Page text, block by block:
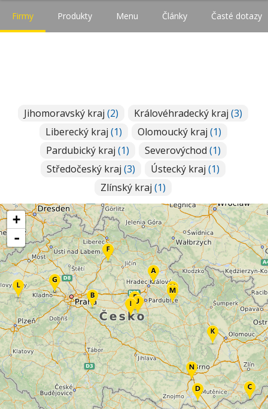
Firmy Produkty Menu Články Časté dotazy
Jihomoravský kraj (2) Královéhradecký kraj (3)
Liberecký kraj (1) Olomoucký kraj (1)
Pardubický kraj (1) Severovýchod (1)
Středočeský kraj (3) Ústecký kraj (1)
Zlínský kraj (1)
+
-